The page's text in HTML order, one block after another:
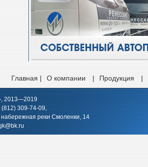
Главная | О компании | Продукция |
2013—2019
(812) 309-74-09,
набережная реки Смоленки, 14